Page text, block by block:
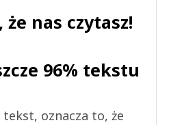
nas czytasz!
96% tekstu
tekst, oznacza to, że